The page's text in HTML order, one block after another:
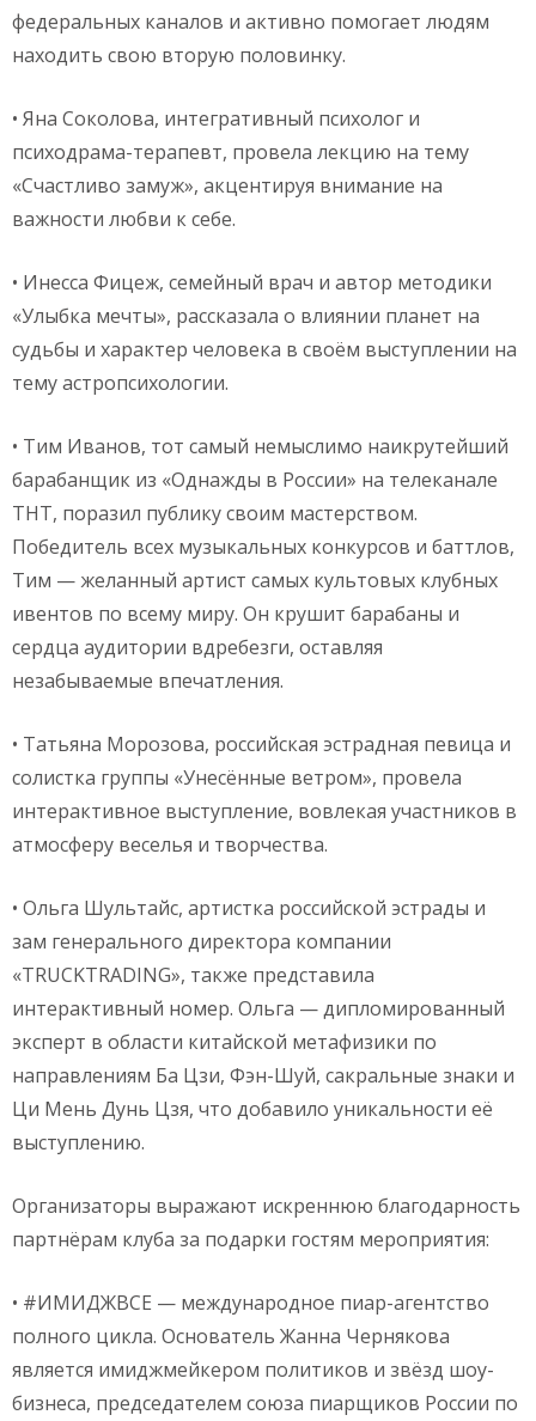
федеральных каналов и активно помогает людям
находить свою вторую половинку.
• Яна Соколова, интегративный психолог и
психодрама-терапевт, провела лекцию на тему
«Счастливо замуж», акцентируя внимание на
важности любви к себе.
• Инесса Фицеж, семейный врач и автор методики
«Улыбка мечты», рассказала о влиянии планет на
судьбы и характер человека в своём выступлении на
тему астропсихологии.
• Тим Иванов, тот самый немыслимо наикрутейший
барабанщик из «Однажды в России» на телеканале
ТНТ, поразил публику своим мастерством.
Победитель всех музыкальных конкурсов и баттлов,
Тим — желанный артист самых культовых клубных
ивентов по всему миру. Он крушит барабаны и
сердца аудитории вдребезги, оставляя
незабываемые впечатления.
• Татьяна Морозова, российская эстрадная певица и
солистка группы «Унесённые ветром», провела
интерактивное выступление, вовлекая участников в
атмосферу веселья и творчества.
• Ольга Шультайс, артистка российской эстрады и
зам генерального директора компании
«TRUCKTRADING», также представила
интерактивный номер. Ольга — дипломированный
эксперт в области китайской метафизики по
направлениям Ба Цзи, Фэн-Шуй, сакральные знаки и
Ци Мень Дунь Цзя, что добавило уникальности её
выступлению.
Организаторы выражают искреннюю благодарность
партнёрам клуба за подарки гостям мероприятия:
• #ИМИДЖВСЕ — международное пиар-агентство
полного цикла. Основатель Жанна Чернякова
является имиджмейкером политиков и звёзд шоу-
бизнеса, председателем союза пиарщиков России по